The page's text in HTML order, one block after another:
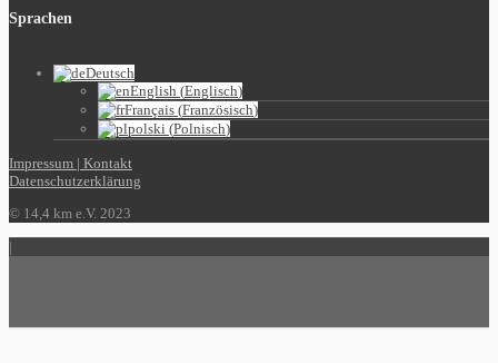
Sprachen
Deutsch
English (Englisch)
Français (Französisch)
polski (Polnisch)
Impressum | Kontakt
Datenschutzerklärung
© 14,4 km e.V. 2023
|